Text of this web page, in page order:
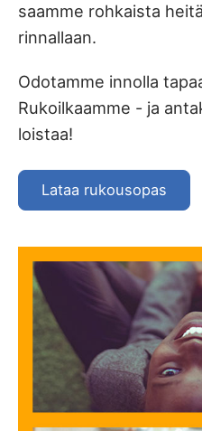
saamme rohkaista
rinnallaan.
Odotamme innolla
Rukoilkaamme - ja
loistaa!
Lataa rukousopas